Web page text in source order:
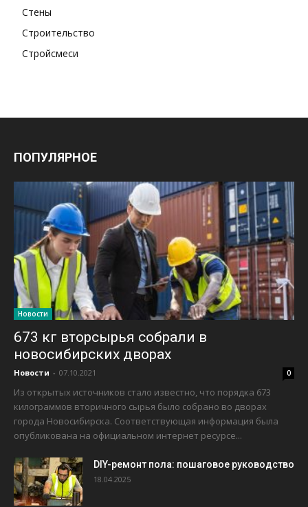
Стены
Строительство
Стройсмеси
ПОПУЛЯРНОЕ
Новости
673 кг вторсырья собрали в
новосибирских дворах
Новости - 07.10.2021 0
Из открытых источников стало известно, что порядка 673
килограммов вторичного сырья было собрано во дворах
города Новосибирска. Соответствующая информация была
опубликована на официальном интернет ресурсе...
DIY-ремонт пола: пошаговое руководство
18.04.2025